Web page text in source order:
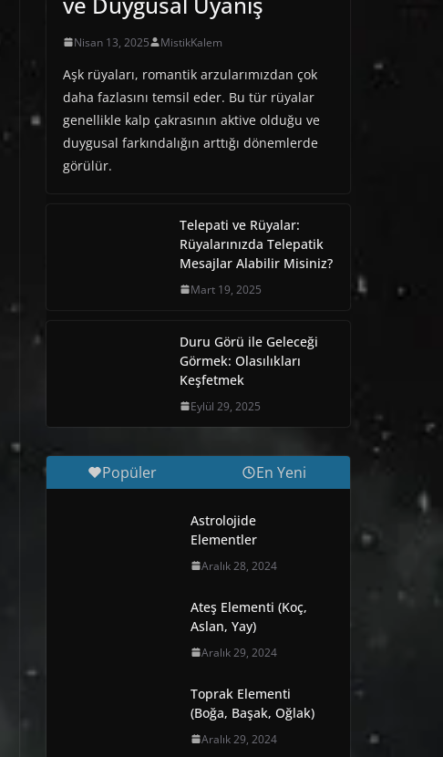
Nisan 13, 2025 MistikKalem
Aşk rüyaları, romantik arzularımızdan çok
daha fazlasını temsil eder. Bu tür rüyalar
genellikle kalp çakrasının aktive olduğu ve
duygusal farkındalığın arttığı dönemlerde
görülür.
Telepati ve Rüyalar:
Rüyalarınızda Telepatik
Mesajlar Alabilir Misiniz?
Mart 19, 2025
Duru Görü ile Geleceği
Görmek: Olasılıkları
Keşfetmek
Eylül 29, 2025
Popüler En Yeni
Astrolojide
Elementler
Aralık 28, 2024
Ateş Elementi (Koç,
Aslan, Yay)
Aralık 29, 2024
Toprak Elementi
(Boğa, Başak, Oğlak)
Aralık 29, 2024